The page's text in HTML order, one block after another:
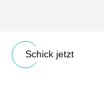
Schick jetzt